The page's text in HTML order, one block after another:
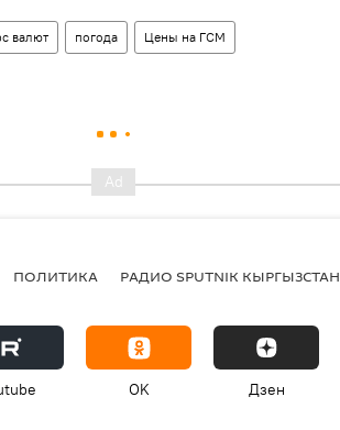
валют погода Цены на ГСМ
ПОЛИТИКА РАДИО SPUTNIK КЫРГЫЗСТАН
OK Дзен